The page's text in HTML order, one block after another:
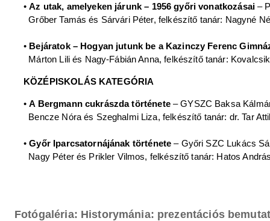
•Az utak, amelyeken járunk – 1956 győri vonatkozásai–
Grőber Tamás és Sárvári Péter, felkészítő tanár: Nagyné
• Bejáratok – Hogyan jutunk be a Kazinczy Ferenc
Márton Lili és Nagy-Fábián Anna, felkészítő tanár:
KÖZÉPISKOLÁS KATEGÓRIA
•A Bergmann cukrászda története– GYSZC Baksa
Bencze Nóra és Szeghalmi Liza, felkészítő tanár: dr. Tar
•Győr Iparcsatornájának története– Győri SZC Lukács
Nagy Péter és Prikler Vilmos, felkészítő tanár: Hatos
Fotógaléria: Historymánia: prezentációs